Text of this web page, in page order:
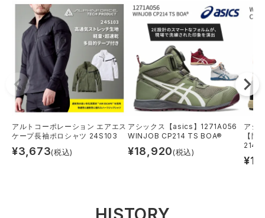
アルトコーポレーション エアエス
ケープ長袖ポロシャツ 24S103
¥3,673(税込)
アシックス【asics】1271A056
WINJOB CP214 TS BOA®
¥18,920(税込)
アシ
【限
214
¥